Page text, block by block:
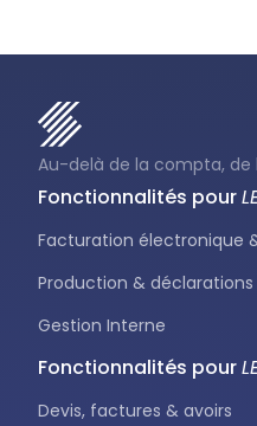
Au-delà de la compta, de
Fonctionnalités pour
Facturation électronique
Production & déclarations
Gestion Interne
Fonctionnalités pour
Devis, factures & avoirs